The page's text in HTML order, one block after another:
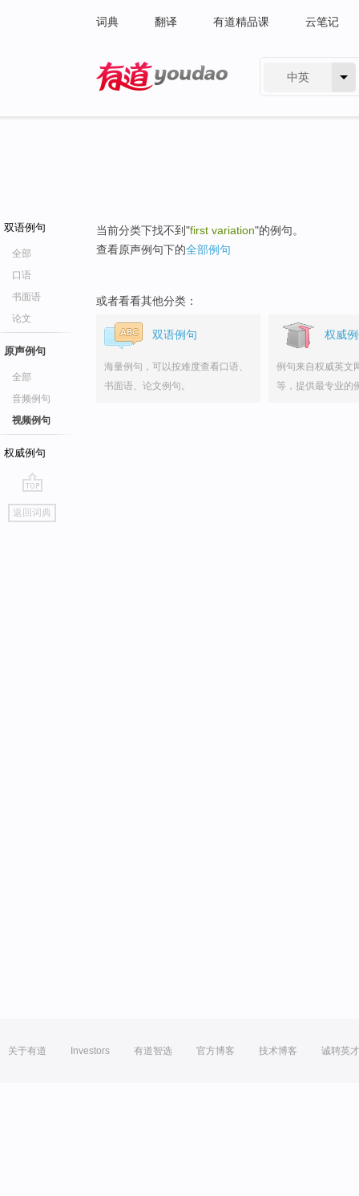
词典 翻译 有道精品课 云笔记
中英
双语例句
全部
口语
书面语
论文
原声例句
全部
音频例句
视频例句
权威例句
go
top
返回词典
当前分类下找不到"first variation"的例句。
查看原声例句下的全部例句
或者看看其他分类：
双语例句
海量例句，可以按难度查看口语、
书面语、论文例句。
权威
例句来自权威英文
等，提供最专业的
关于有道 Investors 有道智选 官方博客 技术博客 诚聘英才